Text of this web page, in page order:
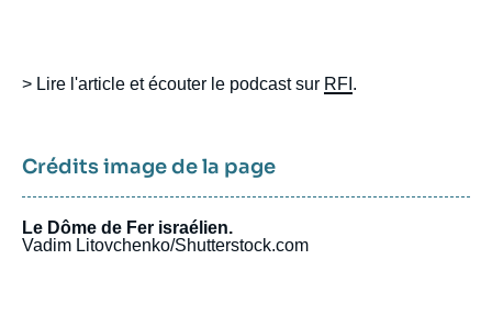
> Lire l'article et écouter le podcast sur RFI .
Crédits image de la page
Le Dôme de Fer israélien.
Vadim Litovchenko/Shutterstock.com